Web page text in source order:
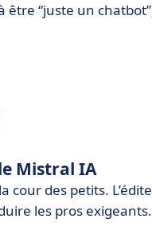
être “juste un
Mistral IA
cour des petits.
les pros